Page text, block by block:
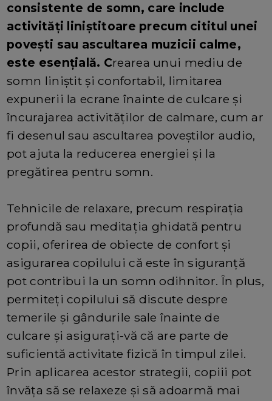
consistente de somn, care include
activități liniștitoare precum cititul unei
povești sau ascultarea muzicii calme,
este esențială. Crearea unui mediu de
somn liniștit și confortabil, limitarea
expunerii la ecrane înainte de culcare și
încurajarea activităților de calmare, cum ar
fi desenul sau ascultarea poveștilor audio,
pot ajuta la reducerea energiei și la
pregătirea pentru somn.
Tehnicile de relaxare, precum respirația
profundă sau meditația ghidată pentru
copii, oferirea de obiecte de confort și
asigurarea copilului că este în siguranță
pot contribui la un somn odihnitor. În plus,
permiteți copilului să discute despre
temerile și gândurile sale înainte de
culcare și asigurați-vă că are parte de
suficientă activitate fizică în timpul zilei.
Prin aplicarea acestor strategii, copiii pot
învăța să se relaxeze și să adoarmă mai